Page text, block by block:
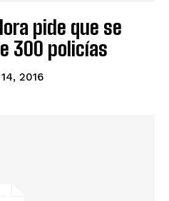
pide que se
300 policías
2016